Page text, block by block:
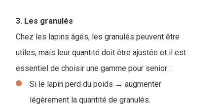
3. Les granulés
Chez les lapins âgés, les granulés peuvent être
utiles, mais leur quantité doit être ajustée et il est
essentiel de choisir une gamme pour senior :
Si le lapin perd du poids → augmenter
légèrement la quantité de granulés.